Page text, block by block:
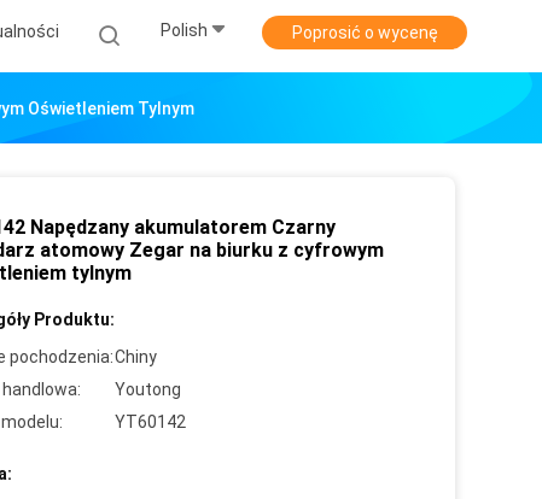
Polish Poprosić o wycenę
Oświetleniem Tylnym
Napędzany akumulatorem Czarny
atomowy Zegar na biurku z cyfrowym
tylnym
Produktu:
pochodzenia:Chiny
Youtong
YT60142